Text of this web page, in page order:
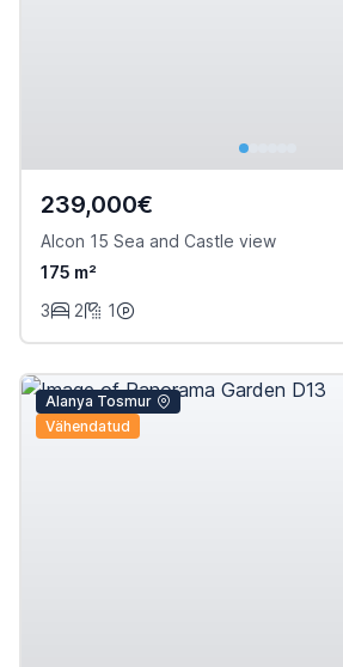
239,000€
Alcon 15 Sea and Castle view
175 m²
3
2 1
Alanya Tosmur
Vähendatud